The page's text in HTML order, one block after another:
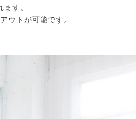
す。
ウトが可能です。